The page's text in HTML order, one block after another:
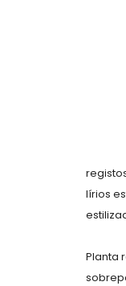
lírios
Planta